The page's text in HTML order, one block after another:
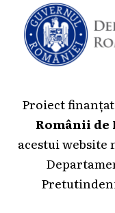
Proiect
Românii
acestui website